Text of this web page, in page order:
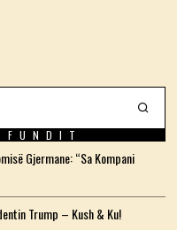
Gjermane: “Sa Kompani
Trump – Kush & Ku!